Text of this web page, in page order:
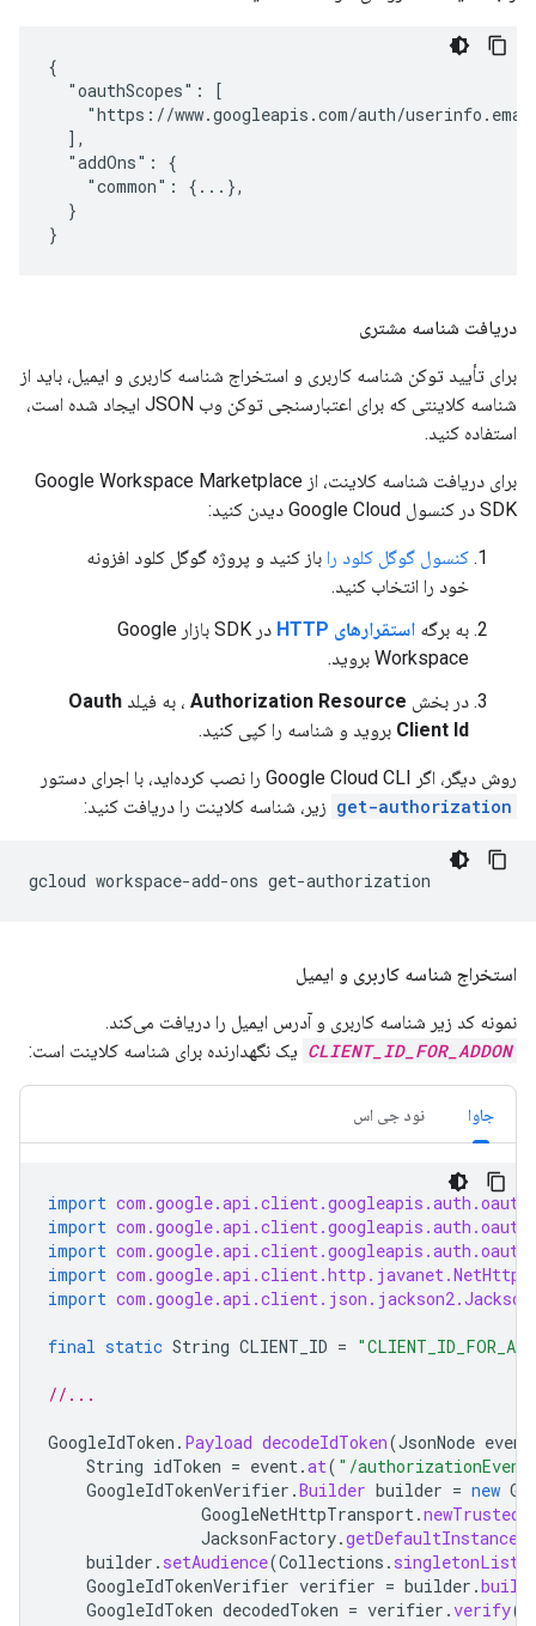
{
  "oauthScopes": [
"https://www.googleapis.com/auth/
  ],
  "addOns": {
    "common": {...},
  }
}
دریافت شناسه مشتری
برای تأیید توکن شناسه کاربری و استخراج شناسه کاربری و ایمیل، باید از
شناسه کلاینتی که برای اعتبارسنجی توکن وب JSON ایجاد شده است،
استفاده کنید.
برای دریافت شناسه کلاینت، از Google Workspace Marketplace
SDK در کنسول Google Cloud دیدن کنید:
کنسول گوگل کلود را باز کنید و پروژه گوگل کلود افزونه
خود را انتخاب کنید.
به برگه استقرارهای HTTP
در SDK بازار Google
Workspace بروید.
در بخش Authorization Resource ، به فیلد Oauth
Client Id بروید و شناسه را کپی کنید.
روش دیگر، اگر Google Cloud CLI را نصب کرده‌اید، با اجرای دستور
get-authorization زیر، شناسه کلاینت را دریافت کنید:
gcloud workspace-add-ons
استخراج شناسه کاربری و ایمیل
نمونه کد زیر شناسه کاربری و آدرس ایمیل را دریافت می‌کند.
CLIENT_ID_FOR_ADDON یک نگهدارنده برای شناسه کلاینت است:
جاوا نود جی اس
import
import
import
import
import
final static String CLIENT_ID =
//...
GoogleIdToken . Payload decodeIdToken(JsonNode event
String idToken = event.at( "/
GoogleIdTokenVerifier .Builder builder = new
GoogleNetHttpTransport.
JacksonFactory.getDefaultInstance
builder . setAudience(Collections . singletonList
GoogleIdTokenVerifier verifier = builder .build
GoogleIdToken decodedToken = verifier .verify(